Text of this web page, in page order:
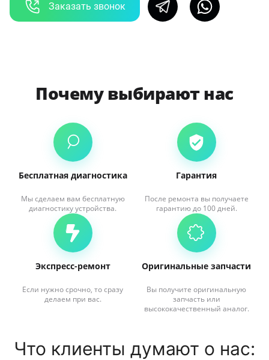
Заказать звонок
Почему выбирают нас
Бесплатная диагностика
Мы сделаем вам бесплатную
диагностику устройства.
Гарантия
После ремонта вы получаете
гарантию до 100 дней.
Экспресс-ремонт
Если нужно срочно, то сразу
делаем при вас.
Оригинальные запчасти
Вы получите оригинальную
запчасть или
высококачественный аналог.
Что клиенты думают о нас: